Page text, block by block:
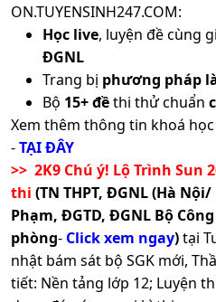
ON.TUYENSINH247.COM:
Học live, luyện đề cùng
ĐGNL
Trang bị phương pháp
Bộ 15+ đềthi thử chuẩn
Xem thêm thông tin khoá
-TẠI ĐÂY
>> 2K9 Chú ý! Lộ Trình Sun
thi (TN THPT, ĐGNL (Hà
Phạm, ĐGTD, ĐGNL Bộ
phòng- Click xem ngay)tại
nhật bám sát bộ SGK mới,
tiết: Nền tảng lớp 12; Luyện